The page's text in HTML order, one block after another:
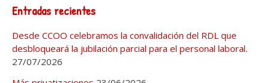
Entradas recientes
Desde CCOO celebramos la convalidación del RDL que
desbloqueará la jubilación parcial para el personal laboral.
27/07/2026